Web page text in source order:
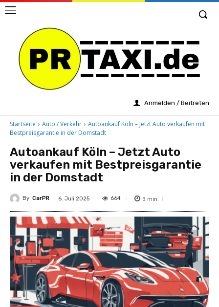
Anmelden / Beitreten
Startseite Auto / Verkehr
Autoankauf Köln – Jetzt Auto verkaufen mit
Bestpreisgarantie in der Domstadt
Autoankauf Köln – Jetzt Auto
verkaufen mit Bestpreisgarantie
in der Domstadt
By CarPR 6. Juli 2025 664 3 min.